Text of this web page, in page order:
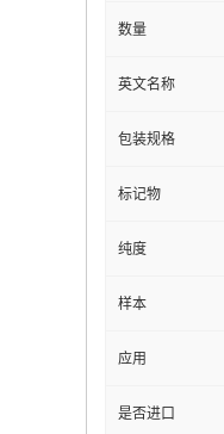
数量
英文名称
包装规格
标记物
纯度
样本
应用
是否进口